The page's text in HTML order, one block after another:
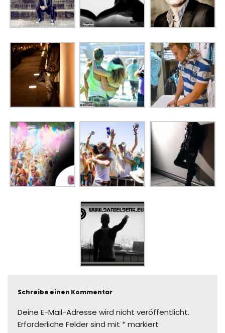
Schreibe einen Kommentar
Deine E-Mail-Adresse wird nicht veröffentlicht.
Erforderliche Felder sind mit *markiert